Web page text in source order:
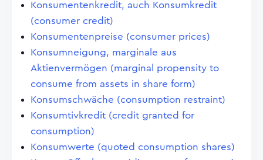
Konsumentenkredit, auch Konsumkredit
(consumer credit)
Konsumentenpreise (consumer prices)
Konsumneigung, marginale aus
Aktienvermögen (marginal propensity to
consume from assets in share form)
Konsumschwäche (consumption restraint)
Konsumtivkredit (credit granted for
consumption)
Konsumwerte (quoted consumption shares)